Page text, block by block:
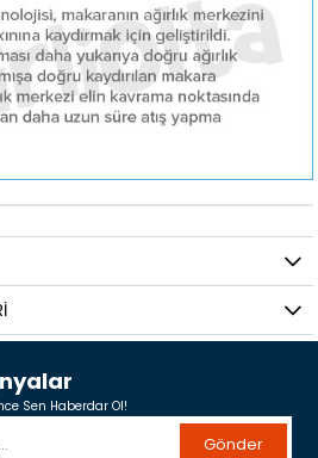
Sen Haberdar Ol!
Gönder